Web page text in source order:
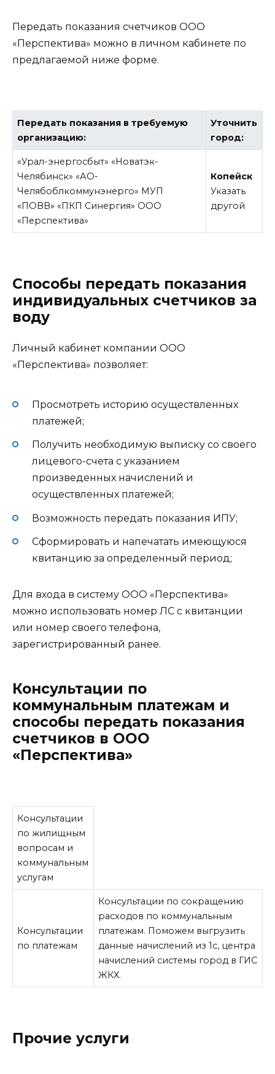
Передать показания счетчиков ООО
«Перспектива» можно в личном кабинете по
предлагаемой ниже форме.
Передать показания в требуемую
организацию:
Уточнить
город:
«Урал-энергосбыт» «Новатэк-
Челябинск» «АО-
Челябоблкоммунэнерго» МУП
«ПОВВ» «ПКП Синергия» ООО
«Перспектива»
Копейск
Указать
другой
Способы передать показания
индивидуальных счетчиков за
воду
Личный кабинет компании ООО
«Перспектива» позволяет:
Просмотреть историю осуществленных
платежей;
Получить необходимую выписку со своего
лицевого-счета с указанием
произведенных начислений и
осуществленных платежей;
Возможность передать показания ИПУ;
Сформировать и напечатать имеющуюся
квитанцию за определенный период;
Для входа в систему ООО «Перспектива»
можно использовать номер ЛС с квитанции
или номер своего телефона,
зарегистрированный ранее.
Консультации по
коммунальным платежам и
способы передать показания
счетчиков в ООО
«Перспектива»
Консультации
по жилищным
вопросам и
коммунальным
услугам
Консультации
по платежам
Консультации по сокращению
расходов по коммунальным
платежам. Поможем выгрузить
данные начислений из 1с, центра
начислений системы город в ГИС
ЖКХ.
Прочие услуги